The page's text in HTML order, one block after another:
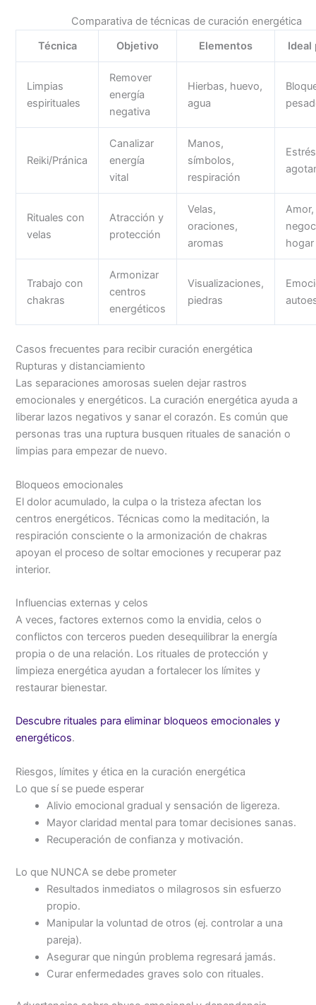
Comparativa de técnicas de curación energética
Técnica
Objetivo Elementos Ideal
Limpias
espirituales
Remover
energía
negativa
Hierbas, huevo,
agua
Reiki/Pránica
Canalizar
energía
vital
Manos,
símbolos,
respiración
Rituales con
velas
Atracción y
protección
Velas,
oraciones,
aromas
Amor,
hogar
Trabajo con
chakras
Armonizar
centros
energéticos
Visualizaciones,
piedras
Casos frecuentes para recibir curación energética
Rupturas y distanciamiento
Las separaciones amorosas suelen dejar rastros
emocionales y energéticos. La curación energética ayuda a
liberar lazos negativos y sanar el corazón. Es común que
personas tras una ruptura busquen rituales de sanación o
limpias para empezar de nuevo.
Bloqueos emocionales
El dolor acumulado, la culpa o la tristeza afectan los
centros energéticos. Técnicas como la meditación, la
respiración consciente o la armonización de chakras
apoyan el proceso de soltar emociones y recuperar paz
interior.
Influencias externas y celos
A veces, factores externos como la envidia, celos o
conflictos con terceros pueden desequilibrar la energía
propia o de una relación. Los rituales de protección y
limpieza energética ayudan a fortalecer los límites y
restaurar bienestar.
Descubre rituales para eliminar bloqueos emocionales y
energéticos.
Riesgos, límites y ética en la curación energética
Lo que sí se puede esperar
Alivio emocional gradual y sensación de ligereza.
Mayor claridad mental para tomar decisiones sanas.
Recuperación de confianza y motivación.
Lo que NUNCA se debe prometer
Resultados inmediatos o milagrosos sin esfuerzo
propio.
Manipular la voluntad de otros (ej. controlar a una
pareja).
Asegurar que ningún problema regresará jamás.
Curar enfermedades graves solo con rituales.